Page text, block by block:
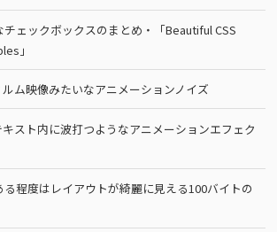
ェックボックスのまとめ・「Beautiful CSS
」
ム映像みたいなアニメーションノイズ
スト内に波打つようなアニメーションエフェク
程度はレイアウトが綺麗に見える100バイトの